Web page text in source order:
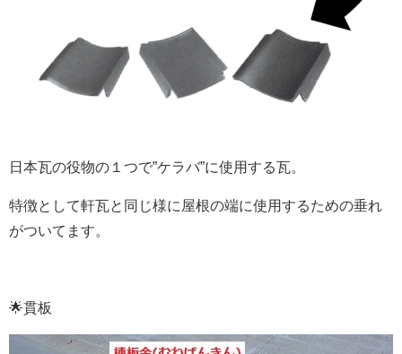
日本瓦の役物の１つで”ケラバ”に使用する瓦。
特徴として軒瓦と同じ様に屋根の端に使用するための垂れ
がついてます。
🌟貫板